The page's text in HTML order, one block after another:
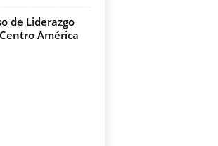
de Liderazgo
América